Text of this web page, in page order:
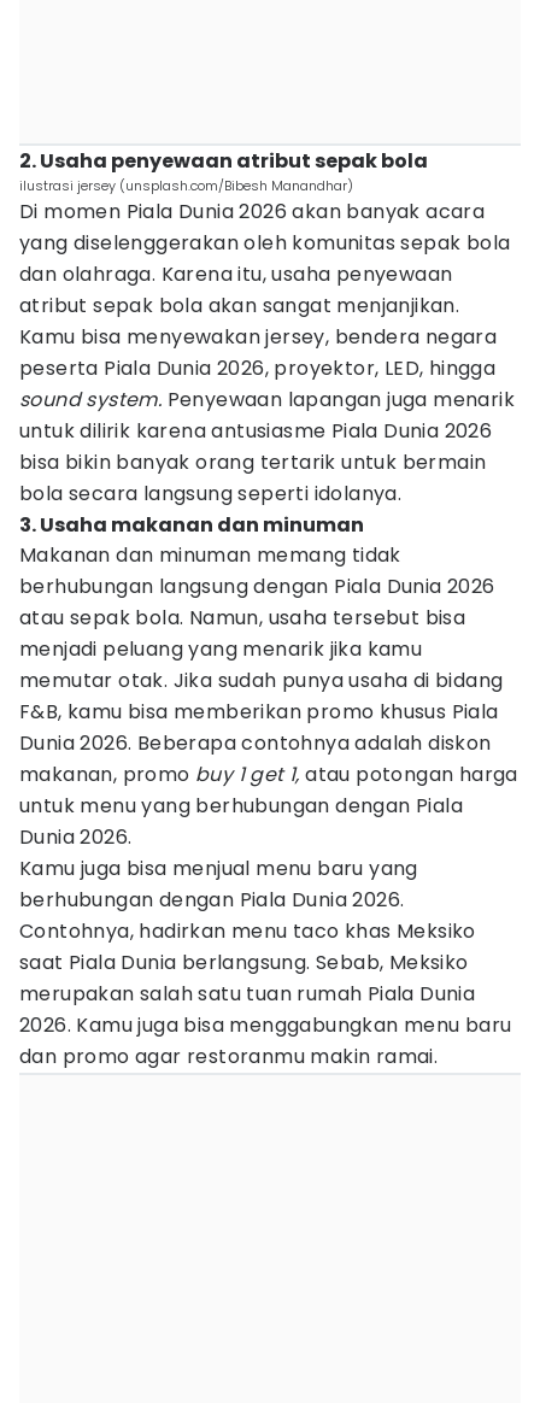
2. Usaha penyewaan atribut sepak bola
ilustrasi jersey (unsplash.com/Bibesh Manandhar)
Di momen Piala Dunia 2026 akan banyak acara
yang diselenggerakan oleh komunitas sepak bola
dan olahraga. Karena itu, usaha penyewaan
atribut sepak bola akan sangat menjanjikan.
Kamu bisa menyewakan jersey, bendera negara
peserta Piala Dunia 2026, proyektor, LED, hingga
sound system. Penyewaan lapangan juga menarik
untuk dilirik karena antusiasme Piala Dunia 2026
bisa bikin banyak orang tertarik untuk bermain
bola secara langsung seperti idolanya.
3. Usaha makanan dan minuman
Makanan dan minuman memang tidak
berhubungan langsung dengan Piala Dunia 2026
atau sepak bola. Namun, usaha tersebut bisa
menjadi peluang yang menarik jika kamu
memutar otak. Jika sudah punya usaha di bidang
F&B, kamu bisa memberikan promo khusus Piala
Dunia 2026. Beberapa contohnya adalah diskon
makanan, promo buy 1 get 1,atau potongan harga
untuk menu yang berhubungan dengan Piala
Dunia 2026.
Kamu juga bisa menjual menu baru yang
berhubungan dengan Piala Dunia 2026.
Contohnya, hadirkan menu taco khas Meksiko
saat Piala Dunia berlangsung. Sebab, Meksiko
merupakan salah satu tuan rumah Piala Dunia
2026. Kamu juga bisa menggabungkan menu baru
dan promo agar restoranmu makin ramai.